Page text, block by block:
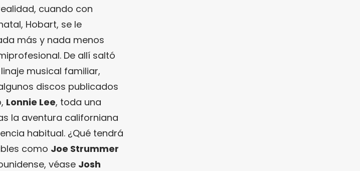
cuando con
Hobart, se le
más y nada menos
De allí saltó
musical familiar,
discos publicados
Lonnie Lee, toda una
la aventura californiana
habitual. ¿Qué tendrá
como Joe Strummer
véase Josh